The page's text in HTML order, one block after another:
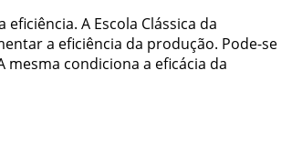
eficiência. A Escola Clássica da
a eficiência da produção. Pode-se
mesma condiciona a eficácia da